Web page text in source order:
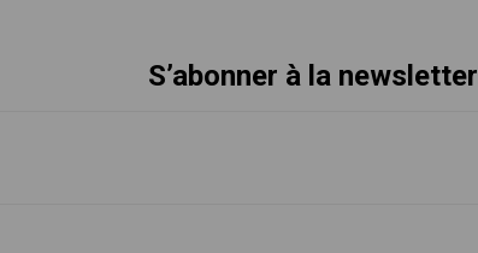
S’abonner à la newsletter